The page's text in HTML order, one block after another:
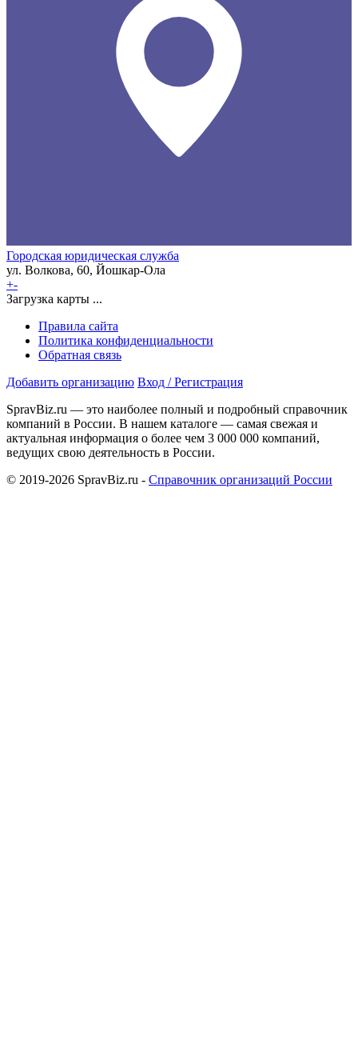
Городская юридическая служба
ул. Волкова, 60, Йошкар-Ола
+-
Загрузка карты ...
Правила сайта
Политика конфиденциальности
Обратная связь
Добавить организацию Вход / Регистрация
SpravBiz.ru — это наиболее полный и подробный справочник
компаний в России. В нашем каталоге — самая свежая и
актуальная информация о более чем 3 000 000 компаний,
ведущих свою деятельность в России.
© 2019-2026 SpravBiz.ru - Справочник организаций России